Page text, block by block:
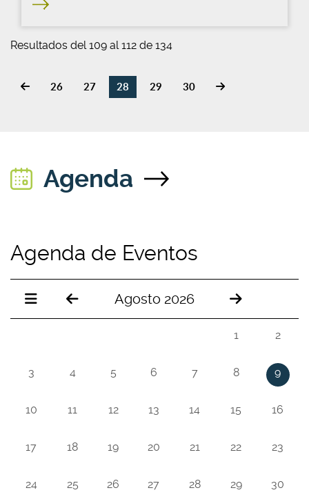
Resultados del 109 al 112 de 134
26 27 28 29 30
Agenda
Agenda de Eventos
Agosto 2026
1 2
3 4 5 6 7 8 9
10 11 12 13 14 15 16
17 18 19 20 21 22 23
24 25 26 27 28 29 30